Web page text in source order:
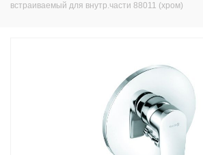
встраиваемый для внутр.части 88011 (хром)